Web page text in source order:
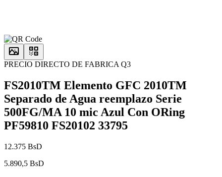
PRECIO DIRECTO DE FABRICA Q3
FS2010TM Elemento GFC 2010TM
Separado de Agua reemplazo Serie
500FG/MA 10 mic Azul Con ORing
PF59810 FS20102 33795
12.375 BsD
5.890,5 BsD